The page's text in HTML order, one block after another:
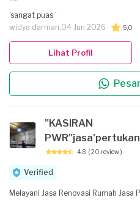
'sangat puas '
widya darman,04 Jun 2026 5,0
Lihat Profil
"KASIRAN
4.8 ( 20 review )
Verified
Melayani Jasa Renovasi Rumah